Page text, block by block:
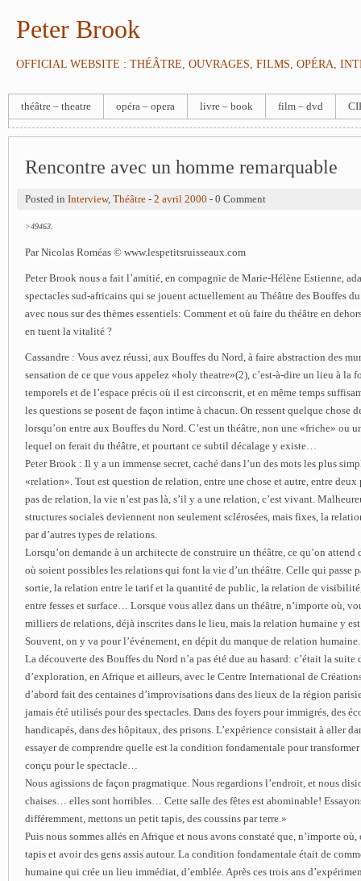
Peter Brook
OFFICIAL WEBSITE : THÉÂTRE, OUVRAGES, FILMS, OPÉRA,
théâtre – theatre opéra – opera livre – book film – dvd
Rencontre avec un homme remarquable
Posted in Interview, Théâtre - 2 avril 2000 - 0 Comment
>49463.
Par Nicolas Roméas © www.lespetitsruisseaux.com
Peter Brook nous a fait l’amitié, en compagnie de Marie-Hélène Estienne,
spectacles sud-africains qui se jouent actuellement au Théâtre des Bouffes
avec nous sur des thèmes essentiels: Comment et où faire du théâtre en
en tuent la vitalité ?
Cassandre : Vous avez réussi, aux Bouffes du Nord, à faire abstraction des
sensation de ce que vous appelez «holy theatre»(2), c’est-à-dire un lieu à la
temporels et de l’espace précis où il est circonscrit, et en même temps
les questions se posent de façon intime à chacun. On ressent quelque chose
lorsqu’on entre aux Bouffes du Nord. C’est un théâtre, non une «friche» ou
lequel on ferait du théâtre, et pourtant ce subtil décalage y existe…
Peter Brook : Il y a un immense secret, caché dans l’un des mots les plus
«relation». Tout est question de relation, entre une chose et autre, entre deux
pas de relation, la vie n’est pas là, s’il y a une relation, c’est vivant.
structures sociales deviennent non seulement sclérosées, mais fixes, la
par d’autres types de relations.
Lorsqu’on demande à un architecte de construire un théâtre, ce qu’on attend
où soient possibles les relations qui font la vie d’un théâtre. Celle qui passe
sortie, la relation entre le tarif et la quantité de public, la relation de
entre fesses et surface… Lorsque vous allez dans un théâtre, n’importe où,
milliers de relations, déjà inscrites dans le lieu, mais la relation humaine y
Souvent, on y va pour l’événement, en dépit du manque de relation humaine.
La découverte des Bouffes du Nord n’a pas été due au hasard: c’était la suite
d’exploration, en Afrique et ailleurs, avec le Centre International de
d’abord fait des centaines d’improvisations dans des lieux de la région
jamais été utilisés pour des spectacles. Dans des foyers pour immigrés, des
handicapés, dans des hôpitaux, des prisons. L’expérience consistait à aller
essayer de comprendre quelle est la condition fondamentale pour
conçu pour le spectacle…
Nous agissions de façon pragmatique. Nous regardions l’endroit, et nous
chaises… elles sont horribles… Cette salle des fêtes est abominable!
différemment, mettons un petit tapis, des coussins par terre.»
Puis nous sommes allés en Afrique et nous avons constaté que, n’importe
tapis et avoir des gens assis autour. La condition fondamentale était de
humaine qui crée un lieu immédiat, d’emblée. Après ces trois ans